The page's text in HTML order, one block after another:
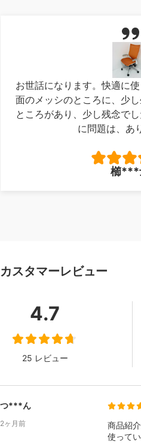
お世話になります。快適に
面のメッシのところに、少
ところがあり、少し残念で
に問題は、あ
櫛***
カスタマーレビュー
4.7
25 レビュー
つ***ん
2ヶ月前
商品紹
使って